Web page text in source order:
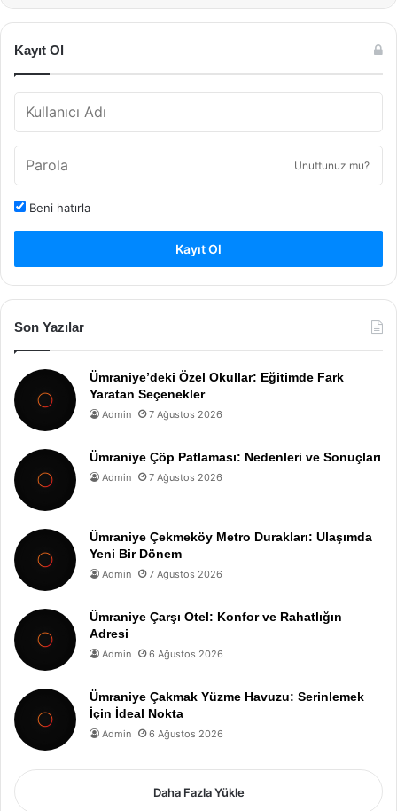
Kayıt Ol
Unuttunuz mu?
Beni hatırla
Kayıt Ol
Son Yazılar
Ümraniye’deki Özel Okullar: Eğitimde Fark
Yaratan Seçenekler
Admin 7 Ağustos 2026
Ümraniye Çöp Patlaması: Nedenleri ve Sonuçları
Admin 7 Ağustos 2026
Ümraniye Çekmeköy Metro Durakları: Ulaşımda
Yeni Bir Dönem
Admin 7 Ağustos 2026
Ümraniye Çarşı Otel: Konfor ve Rahatlığın
Adresi
Admin 6 Ağustos 2026
Ümraniye Çakmak Yüzme Havuzu: Serinlemek
İçin İdeal Nokta
Admin 6 Ağustos 2026
Daha Fazla Yükle